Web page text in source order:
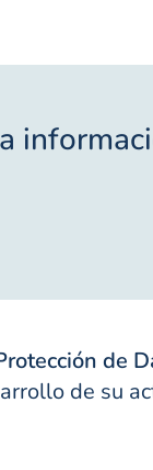
de
de su